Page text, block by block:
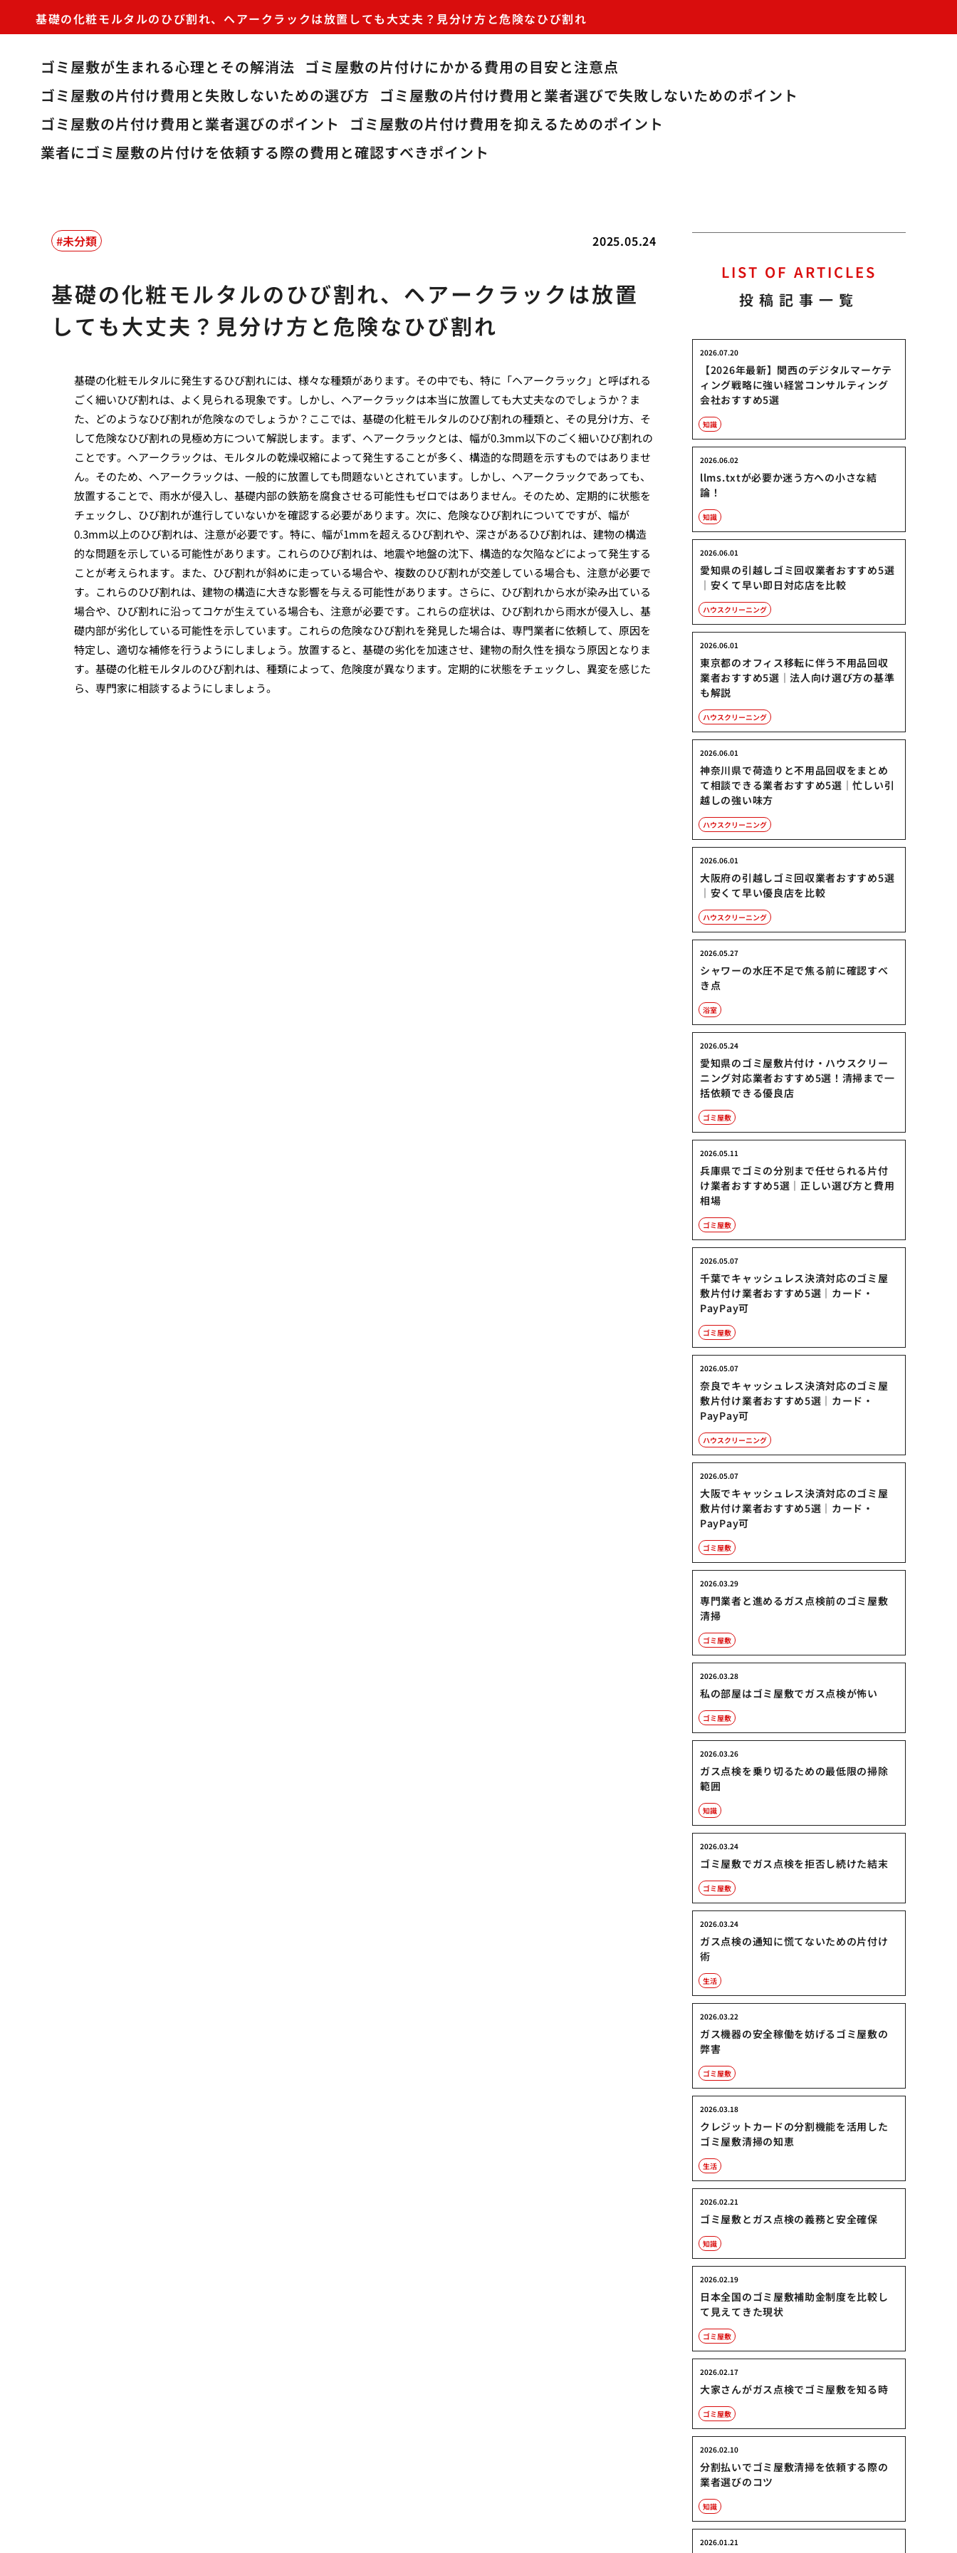
基礎の化粧モルタルのひび割れ、ヘアークラックは放置しても大丈夫？見分け方と危険なひび割れ
ゴミ屋敷が生まれる心理とその解消法 ゴミ屋敷の片付けにかかる費用の目安と注意点
ゴミ屋敷の片付け費用と失敗しないための選び方
ゴミ屋敷の片付け費用と業者選びで失敗しないためのポイント
ゴミ屋敷の片付け費用と業者選びのポイント
ゴミ屋敷の片付け費用を抑えるためのポイント
業者にゴミ屋敷の片付けを依頼する際の費用と確認すべきポイント
2025.05.24
未分類
基礎の化粧モルタルのひび割れ、ヘアークラックは放置
しても大丈夫？見分け方と危険なひび割れ
基礎の化粧モルタルに発生するひび割れには、様々な種類があります。その中でも、特に「ヘアークラック」と呼ばれる
ごく細いひび割れは、よく見られる現象です。しかし、ヘアークラックは本当に放置しても大丈夫なのでしょうか？ま
た、どのようなひび割れが危険なのでしょうか？ここでは、基礎の化粧モルタルのひび割れの種類と、その見分け方、そ
して危険なひび割れの見極め方について解説します。まず、ヘアークラックとは、幅が0.3mm以下のごく細いひび割れの
ことです。ヘアークラックは、モルタルの乾燥収縮によって発生することが多く、構造的な問題を示すものではありませ
ん。そのため、ヘアークラックは、一般的に放置しても問題ないとされています。しかし、ヘアークラックであっても、
放置することで、雨水が侵入し、基礎内部の鉄筋を腐食させる可能性もゼロではありません。そのため、定期的に状態を
チェックし、ひび割れが進行していないかを確認する必要があります。次に、危険なひび割れについてですが、幅が
0.3mm以上のひび割れは、注意が必要です。特に、幅が1mmを超えるひび割れや、深さがあるひび割れは、建物の構造
的な問題を示している可能性があります。これらのひび割れは、地震や地盤の沈下、構造的な欠陥などによって発生する
ことが考えられます。また、ひび割れが斜めに走っている場合や、複数のひび割れが交差している場合も、注意が必要で
す。これらのひび割れは、建物の構造に大きな影響を与える可能性があります。さらに、ひび割れから水が染み出ている
場合や、ひび割れに沿ってコケが生えている場合も、注意が必要です。これらの症状は、ひび割れから雨水が侵入し、基
礎内部が劣化している可能性を示しています。これらの危険なひび割れを発見した場合は、専門業者に依頼して、原因を
特定し、適切な補修を行うようにしましょう。放置すると、基礎の劣化を加速させ、建物の耐久性を損なう原因となりま
す。基礎の化粧モルタルのひび割れは、種類によって、危険度が異なります。定期的に状態をチェックし、異変を感じた
ら、専門家に相談するようにしましょう。
LIST OF ARTICLES
投稿記事一覧
【2026年最新】関西のデジタルマーケテ
ィング戦略に強い経営コンサルティング
会社おすすめ5選
2026.07.20
知識
llms.txtが必要か迷う方への小さな結
論！
2026.06.02
知識
愛知県の引越しゴミ回収業者おすすめ5選
｜安くて早い即日対応店を比較
2026.06.01
ハウスクリーニング
東京都のオフィス移転に伴う不用品回収
業者おすすめ5選｜法人向け選び方の基準
も解説
2026.06.01
ハウスクリーニング
神奈川県で荷造りと不用品回収をまとめ
て相談できる業者おすすめ5選｜忙しい引
越しの強い味方
2026.06.01
ハウスクリーニング
大阪府の引越しゴミ回収業者おすすめ5選
｜安くて早い優良店を比較
2026.06.01
ハウスクリーニング
シャワーの水圧不足で焦る前に確認すべ
き点
2026.05.27
浴室
愛知県のゴミ屋敷片付け・ハウスクリー
ニング対応業者おすすめ5選！清掃まで一
括依頼できる優良店
2026.05.24
ゴミ屋敷
兵庫県でゴミの分別まで任せられる片付
け業者おすすめ5選｜正しい選び方と費用
相場
2026.05.11
ゴミ屋敷
千葉でキャッシュレス決済対応のゴミ屋
敷片付け業者おすすめ5選｜カード・
PayPay可
2026.05.07
ゴミ屋敷
奈良でキャッシュレス決済対応のゴミ屋
敷片付け業者おすすめ5選｜カード・
PayPay可
2026.05.07
ハウスクリーニング
大阪でキャッシュレス決済対応のゴミ屋
敷片付け業者おすすめ5選｜カード・
PayPay可
2026.05.07
ゴミ屋敷
専門業者と進めるガス点検前のゴミ屋敷
清掃
2026.03.29
ゴミ屋敷
私の部屋はゴミ屋敷でガス点検が怖い
2026.03.28
ゴミ屋敷
ガス点検を乗り切るための最低限の掃除
範囲
2026.03.26
知識
ゴミ屋敷でガス点検を拒否し続けた結末
2026.03.24
ゴミ屋敷
ガス点検の通知に慌てないための片付け
術
2026.03.24
生活
ガス機器の安全稼働を妨げるゴミ屋敷の
弊害
2026.03.22
ゴミ屋敷
クレジットカードの分割機能を活用した
ゴミ屋敷清掃の知恵
2026.03.18
生活
ゴミ屋敷とガス点検の義務と安全確保
2026.02.21
知識
日本全国のゴミ屋敷補助金制度を比較し
て見えてきた現状
2026.02.19
ゴミ屋敷
大家さんがガス点検でゴミ屋敷を知る時
2026.02.17
ゴミ屋敷
分割払いでゴミ屋敷清掃を依頼する際の
業者選びのコツ
2026.02.10
知識
2026.01.21